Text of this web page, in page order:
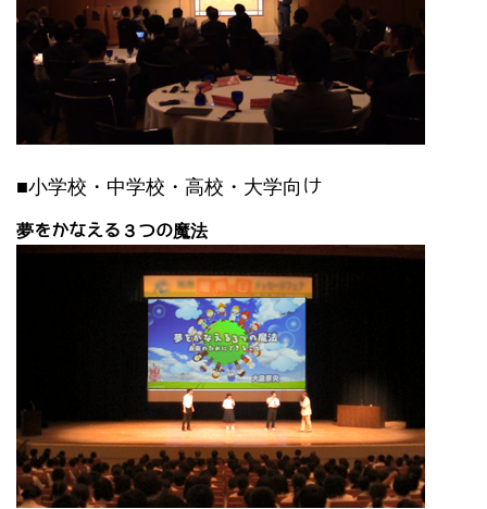
■小学校・中学校・高校・大学向け
夢をかなえる３つの魔法